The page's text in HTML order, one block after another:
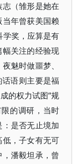
（雏形是她在
年曾获美国赖
奖，应算是有
关注的经验现
魅时做噩梦、
话语则主要是福
的权力试图“规
的调研，当时
是否无止境加
，子女有无可
潘毅坦承，曾